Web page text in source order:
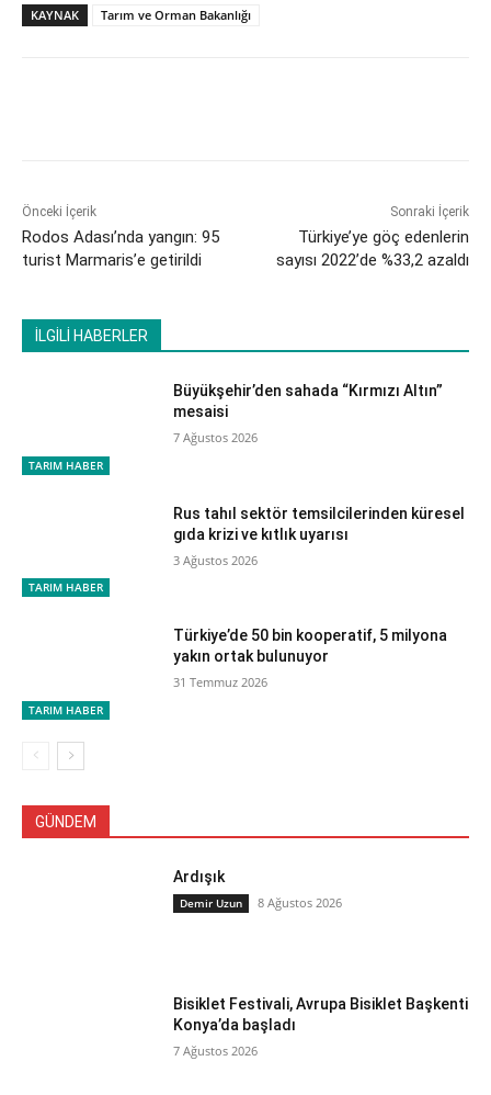
KAYNAK Tarım ve Orman Bakanlığı
Önceki İçerik
Rodos Adası’nda yangın: 95
turist Marmaris’e getirildi
Sonraki İçerik
Türkiye’ye göç edenlerin
sayısı 2022’de %33,2 azaldı
İLGİLİ HABERLER
TARIM HABER
Büyükşehir’den sahada “Kırmızı Altın”
mesaisi
7 Ağustos 2026
TARIM HABER
Rus tahıl sektör temsilcilerinden küresel
gıda krizi ve kıtlık uyarısı
3 Ağustos 2026
TARIM HABER
Türkiye’de 50 bin kooperatif, 5 milyona
yakın ortak bulunuyor
31 Temmuz 2026
GÜNDEM
Ardışık
Demir Uzun 8 Ağustos 2026
Bisiklet Festivali, Avrupa Bisiklet Başkenti
Konya’da başladı
7 Ağustos 2026